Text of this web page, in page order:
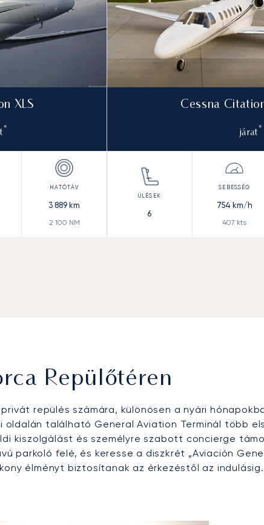
XLS
*
3 889 km
2 100 NM
Cessna
járat *
6
754 km/h
407 kts
Repülőtéren
repülés számára, különösen a nyári
található General Aviation Terminál több
kiszolgálást és személyre szabott concierge
parkoló felé, és keresse a diszkrét „Aviación
élményt biztosítanak az érkezéstől az indulásig.